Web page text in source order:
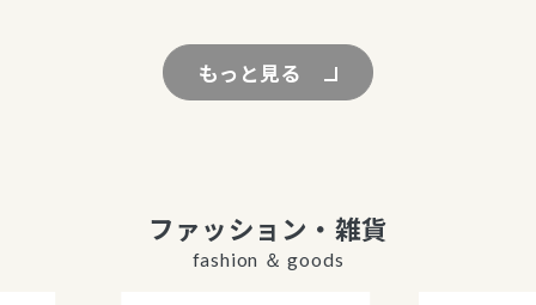
もっと見る
ファッション・雑貨
fashion ＆ goods